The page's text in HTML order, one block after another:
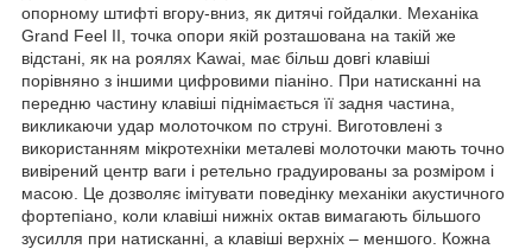
опорному штифті вгору-вниз, як дитячі гойдалки. Механіка
Grand Feel II, точка опори якій розташована на такій же
відстані, як на роялях Kawai, має більш довгі клавіші
порівняно з іншими цифровими піаніно. При натисканні на
передню частину клавіші піднімається її задня частина,
викликаючи удар молоточком по струні. Виготовлені з
використанням мікротехніки металеві молоточки мають точно
вивірений центр ваги і ретельно градуированы за розміром і
масою. Це дозволяє імітувати поведінку механіки акустичного
фортепіано, коли клавіші нижніх октав вимагають більшого
зусилля при натисканні, а клавіші верхніх – меншого. Кожна